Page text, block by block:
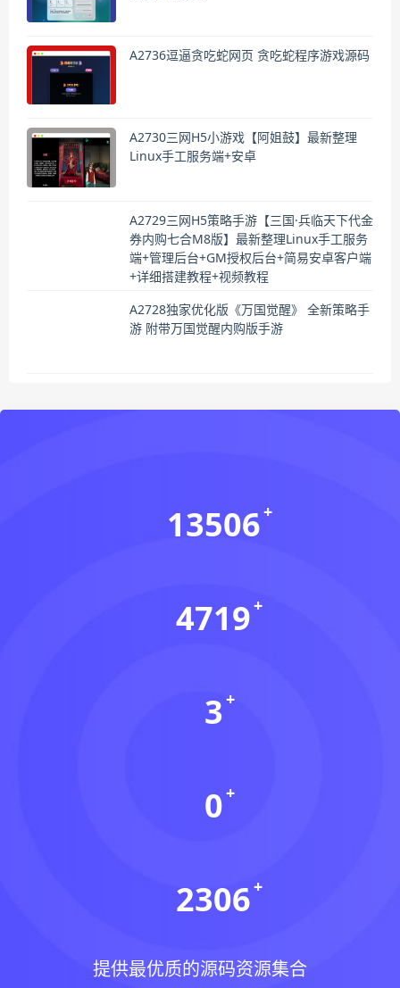
A2736逗逼贪吃蛇网页 贪吃蛇程序游戏源码
A2730三网H5小游戏【阿姐鼓】最新整理
Linux手工服务端+安卓
A2729三网H5策略手游【三国·兵临天下代金
券内购七合M8版】最新整理Linux手工服务
端+管理后台+GM授权后台+简易安卓客户端
+详细搭建教程+视频教程
A2728独家优化版《万国觉醒》 全新策略手
游 附带万国觉醒内购版手游
13506
4719
3
0
2306
提供最优质的源码资源集合